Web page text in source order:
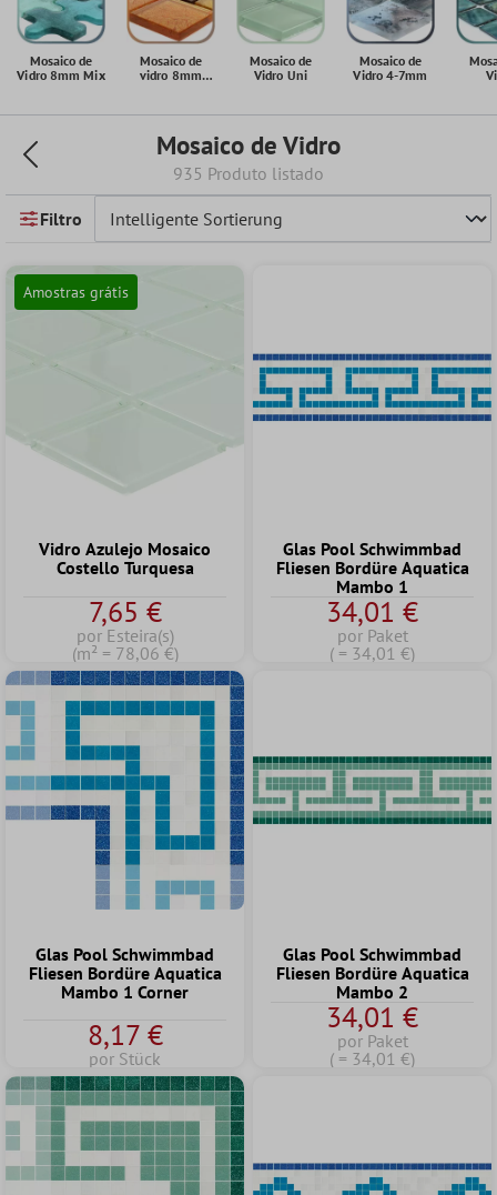
Mosaico de
Vidro 8mm Mix
Mosaico de
vidro 8mm
Mosaico de
Vidro Uni
Mosaico de
Vidro 4-7mm
Mosaico de Vidro
935 Produto listado
Filtro
Amostras grátis
Vidro Azulejo Mosaico
Costello Turquesa
7,65 €
por Esteira(s)
(m² = 78,06 €)
Glas Pool Schwimmbad
Fliesen Bordüre Aquatica
Mambo 1
34,01 €
por Paket
( = 34,01 €)
Glas Pool Schwimmbad
Fliesen Bordüre Aquatica
Mambo 1 Corner
8,17 €
por Stück
Glas Pool Schwimmbad
Fliesen Bordüre Aquatica
Mambo 2
34,01 €
por Paket
( = 34,01 €)